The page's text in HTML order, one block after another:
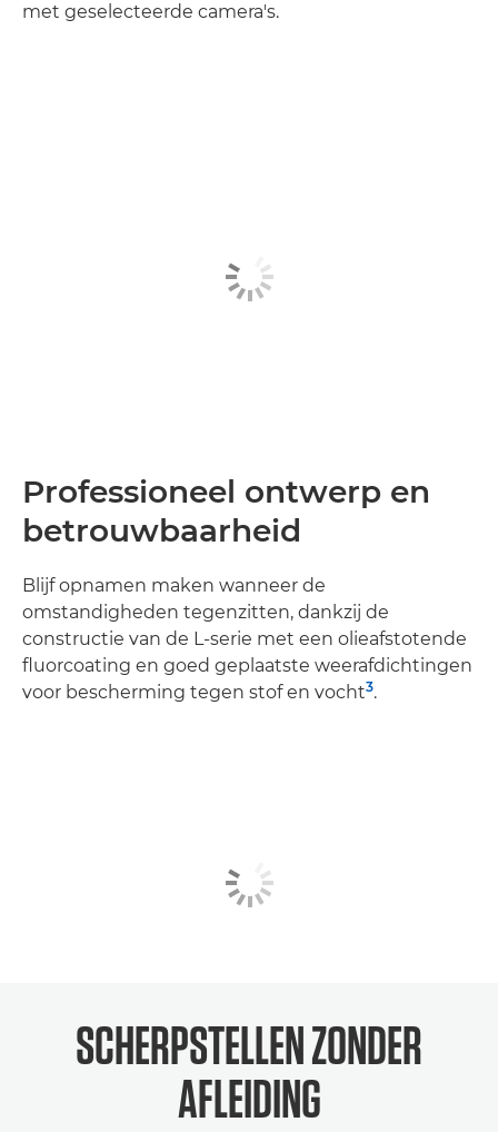
met geselecteerde camera's.
Professioneel ontwerp en
betrouwbaarheid
Blijf opnamen maken wanneer de
omstandigheden tegenzitten, dankzij de
constructie van de L-serie met een olieafstotende
fluorcoating en goed geplaatste weerafdichtingen
voor bescherming tegen stof en vocht3.
SCHERPSTELLEN ZONDER
AFLEIDING